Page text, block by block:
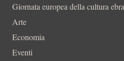
Giornata europea della cultura
Arte
Economia
Eventi